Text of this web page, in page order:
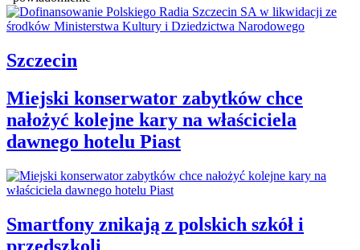
Szczecin
Miejski konserwator zabytków chce
nałożyć kolejne kary na właściciela
dawnego hotelu Piast
Smartfony znikają z polskich szkół i
przedszkoli